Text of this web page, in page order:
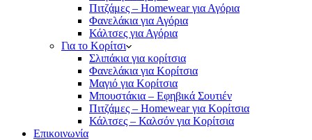
Πιτζάμες – Homewear για Αγόρια
Φανελάκια για Αγόρια
Κάλτσες για Αγόρια
Για το Κορίτσι
Σλιπάκια για κορίτσια
Φανελάκια για Κορίτσια
Μαγιό για Κορίτσια
Μπουστάκια – Εφηβικά Σουτιέν
Πιτζάμες – Homewear για Κορίτσια
Κάλτσες – Καλσόν για Κορίτσια
Επικοινωνία